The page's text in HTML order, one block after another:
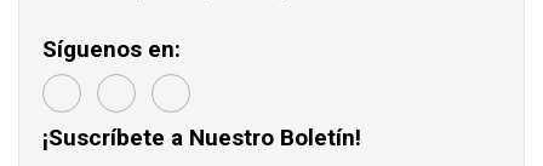
Síguenos en:
¡Suscríbete a Nuestro Boletín!